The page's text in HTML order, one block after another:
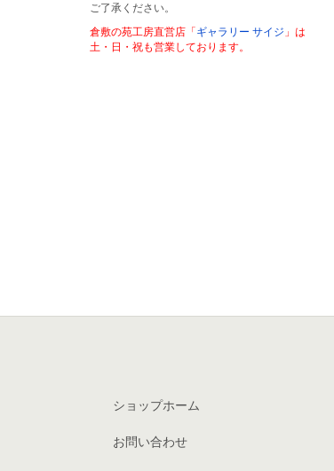
ご了承ください。
倉敷の苑工房直営店「ギャラリー サイジ 」は
土・日・祝も営業しております。
ショップホーム
お問い合わせ